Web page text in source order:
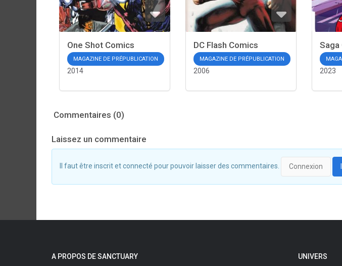
One Shot Comics
MAGAZINE DE PRÉPUBLICATION
2014
DC Flash Comics
MAGAZINE DE PRÉPUBLICATION
2006
Saga
2023
Commentaires (0)
Laissez un commentaire
Il faut être inscrit et connecté pour pouvoir laisser des commentaires. Connexion
A PROPOS DE SANCTUARY UNIVERS